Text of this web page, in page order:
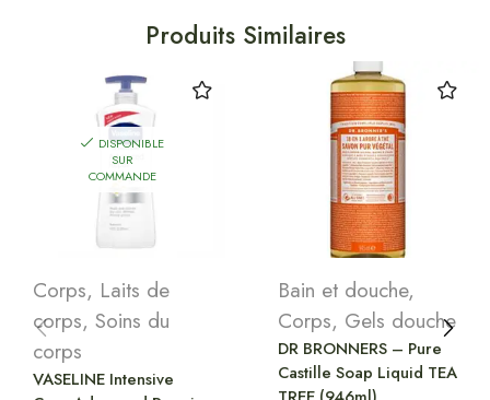
Produits Similaires
DISPONIBLE
SUR
COMMANDE
Corps, Laits de
corps, Soins du
corps
VASELINE Intensive
Bain et douche,
Corps, Gels douche
DR BRONNERS – Pure
Castille Soap Liquid TEA